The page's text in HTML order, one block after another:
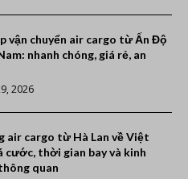
vận chuyển air cargo từ Ấn Độ
nhanh chóng, giá rẻ, an
2026
air cargo từ Hà Lan về Việt
cước, thời gian bay và kinh
quan